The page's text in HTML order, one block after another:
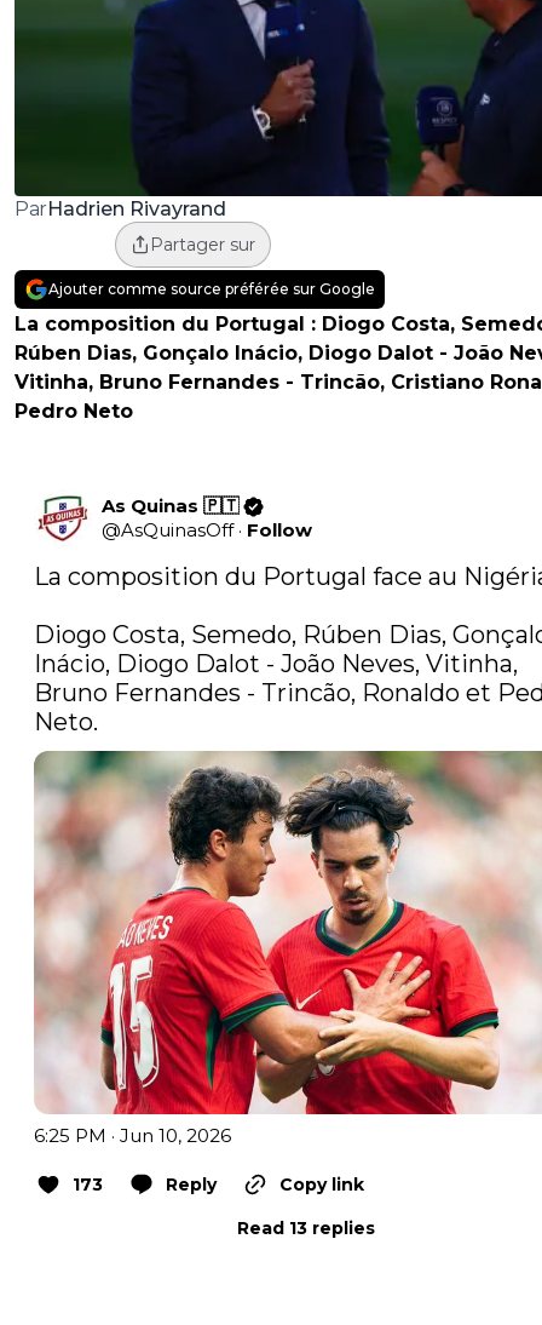
ParHadrien Rivayrand
Partager sur
Ajouter comme source préférée sur Google
La composition du Portugal : Diogo Costa,
Rúben Dias, Gonçalo Inácio, Diogo Dalot - João
Vitinha, Bruno Fernandes - Trincão, Cristiano
Pedro Neto
As Quinas 🇵🇹
@AsQuinasOff · Follow
La composition du Portugal face au
Diogo Costa, Semedo, Rúben Dias,
Inácio, Diogo Dalot - João Neves, Vitinha,
Bruno Fernandes - Trincão, Ronaldo et
Neto.
6:25 PM · Jun 10, 2026
173 Reply
Copy link
Read 13 replies